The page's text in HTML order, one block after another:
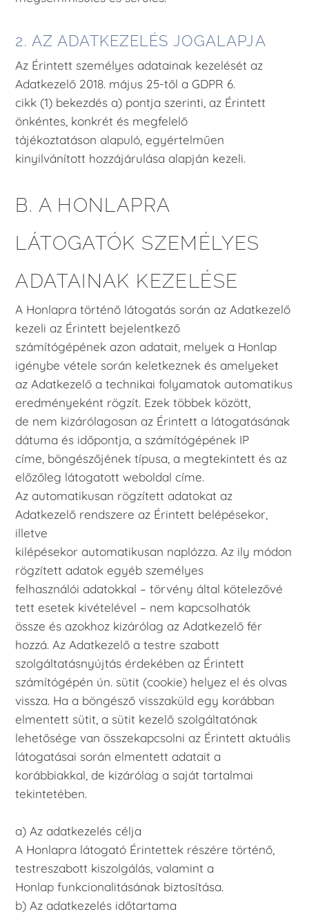
2. AZ ADATKEZELÉS JOGALAPJA
Az Érintett személyes adatainak kezelését az
Adatkezelő 2018. május 25-től a GDPR 6.
cikk (1) bekezdés a) pontja szerinti, az Érintett
önkéntes, konkrét és megfelelő
tájékoztatáson alapuló, egyértelműen
kinyilvánított hozzájárulása alapján kezeli.
B. A HONLAPRA
LÁTOGATÓK SZEMÉLYES
ADATAINAK KEZELÉSE
A Honlapra történő látogatás során az Adatkezelő
kezeli az Érintett bejelentkező
számítógépének azon adatait, melyek a Honlap
igénybe vétele során keletkeznek és amelyeket
az Adatkezelő a technikai folyamatok automatikus
eredményeként rögzít. Ezek többek között,
de nem kizárólagosan az Érintett a látogatásának
dátuma és időpontja, a számítógépének IP
címe, böngészőjének típusa, a megtekintett és az
előzőleg látogatott weboldal címe.
Az automatikusan rögzített adatokat az
Adatkezelő rendszere az Érintett belépésekor,
illetve
kilépésekor automatikusan naplózza. Az ily módon
rögzített adatok egyéb személyes
felhasználói adatokkal – törvény által kötelezővé
tett esetek kivételével – nem kapcsolhatók
össze és azokhoz kizárólag az Adatkezelő fér
hozzá. Az Adatkezelő a testre szabott
szolgáltatásnyújtás érdekében az Érintett
számítógépén ún. sütit (cookie) helyez el és olvas
vissza. Ha a böngésző visszaküld egy korábban
elmentett sütit, a sütit kezelő szolgáltatónak
lehetősége van összekapcsolni az Érintett aktuális
látogatásai során elmentett adatait a
korábbiakkal, de kizárólag a saját tartalmai
tekintetében.
a) Az adatkezelés célja
A Honlapra látogató Érintettek részére történő,
testreszabott kiszolgálás, valamint a
Honlap funkcionalitásának biztosítása.
b) Az adatkezelés időtartama